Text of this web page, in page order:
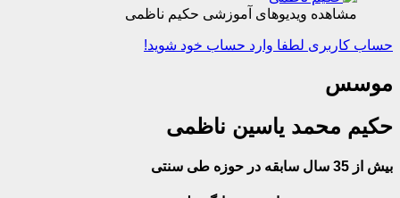
مشاهده ویدیوهای آموزشی حکیم ناظمی
حساب کاربری لطفا وارد حساب خود شوید!
موسس
حکیم محمد یاسین ناظمی
بیش از 35 سال سابقه در حوزه طی سنتی